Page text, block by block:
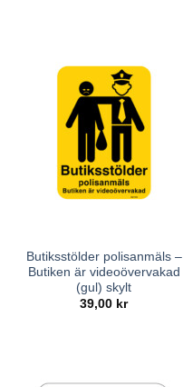
Butiksstölder polisanmäls –
Butiken är videoövervakad
(gul) skylt
39,00 kr